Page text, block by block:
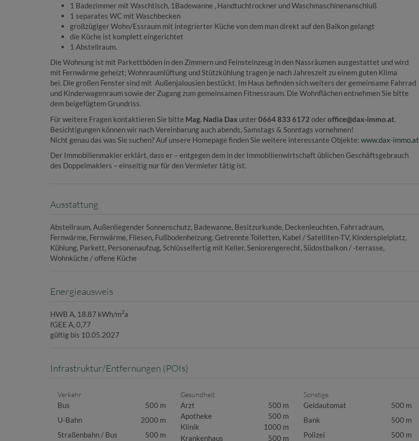
1 Badezimmer mit Waschtisch, 1Badewanne , Handtuchtrockner und Waschmaschinenanschluß
1 separates WC mit Waschbecken
großzügiger Wohn/Essraum mit integrierter Küche von dem man direkt auf den Balkon gelangt
die Küche ist komplett eingerichtet
1 Abstellraum.
Die Wohnung ist mit Parkettböden in den Zimmern und Feinsteinzeug in den Nassräumen ausgestattet und wird
mit Fernwärme geheizt; Wohnraumlüftung und Stützkühlung tragen je nach Jahreszeit zu einem guten Klima
bei. Die großen Fenster sind mit Außenjalousien bestückt. Im Haus befinden sich weiters der gemeinsame Fahrrad
und Kinderwagenraum sowie der Zugang zum gemeinsamen Fitnessraum. Die Wohnflächen entnehmen Sie bitte
dem beigefügtem Grundriss.
Für weitere Fragen kontaktieren Sie bitte Mag. Nadia Dax unter0664 833 6172 oderoffice@dax-immo.at.
Besichtigungen können wir nach Vereinbarung auch abends, Samstags & Sonntags vornehmen!
Nicht genau das was Sie suchen? Auf unsere Homepage finden Sie weitere interessante Objekte: www.dax-immo.at
Der Immobilienmakler erklärt, dass er – entgegen dem in der Immobilienwirtschaft üblichen Geschäftsgebrauch
des Doppelmaklers – einseitig nur für den Vermieter tätig ist.
Ausstattung
Abstellraum Außenliegender Sonnenschutz Badewanne Besitzurkunde Deckenleuchten Fahrradraum
Fernwärme Fernwärme Fliesen Fußbodenheizung Getrennte Toiletten Kabel / Satelliten-TV Kinderspielplatz
Kühlung Parkett Personenaufzug Schlüsselfertig mit Keller Seniorengerecht Südostbalkon / -terrasse
Wohnküche / offene Küche
Energieausweis
HWB A, 18.87 kWh/m2a
fGEE A, 0,77
gültig bis 10.05.2027
Infrastruktur/Entfernungen (POIs)
Verkehr
Bus
500 m
U-Bahn
2000 m
Straßenbahn / Bus
500 m
Gesundheit
Arzt
500 m
Apotheke
500 m
Klinik
1000 m
Krankenhaus
500 m
Sonstige
Geldautomat
500 m
Bank
500 m
Polizei
500 m